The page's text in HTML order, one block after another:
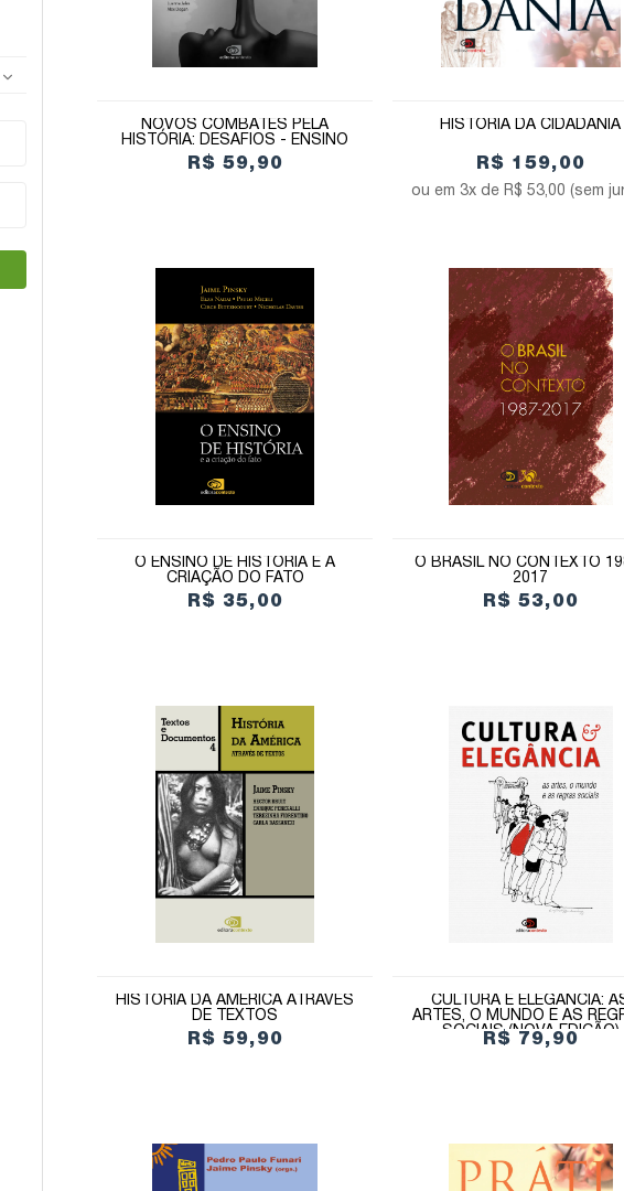
NOVOS COMBATES PELA
HISTÓRIA: DESAFIOS - ENSINO
R$ 59,90
HISTÓRIA DA CIDADANIA
R$ 159,00
3x de R$ 53,00 (sem
O ENSINO DE HISTÓRIA E A
CRIAÇÃO DO FATO
R$ 35,00
O BRASIL NO CONTEXTO
2017
R$ 53,00
HISTÓRIA DA AMÉRICA ATRAVÉS
DE TEXTOS
R$ 59,90
CULTURA E ELEGÂNCIA:
ARTES, O MUNDO E AS
SOCIAIS (NOVA EDIÇÃO)
R$ 79,90